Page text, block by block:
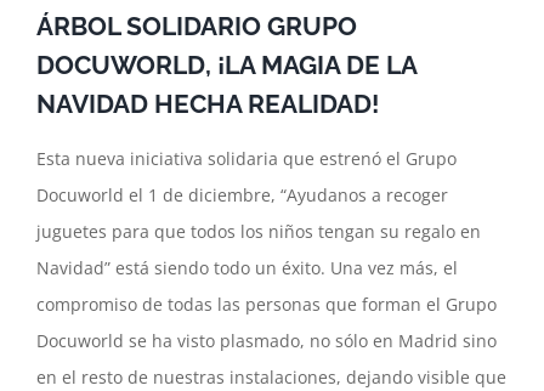
ÁRBOL SOLIDARIO GRUPO
DOCUWORLD, ¡LA MAGIA DE LA
NAVIDAD HECHA REALIDAD!
Esta nueva iniciativa solidaria que estrenó el Grupo
Docuworld el 1 de diciembre, “Ayudanos a recoger
juguetes para que todos los niños tengan su regalo en
Navidad” está siendo todo un éxito. Una vez más, el
compromiso de todas las personas que forman el Grupo
Docuworld se ha visto plasmado, no sólo en Madrid sino
en el resto de nuestras instalaciones, dejando visible que